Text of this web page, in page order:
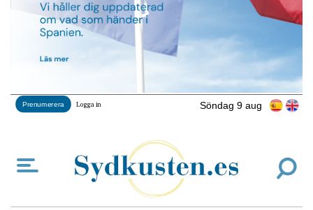
Söndag 9 aug
Prenumerera Logga in